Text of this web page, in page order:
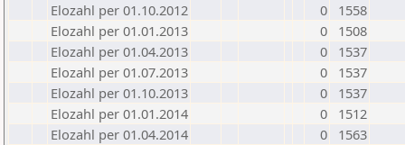
Elozahl per 01.10.2012
0
1558
Elozahl per 01.01.2013
0
1508
Elozahl per 01.04.2013
0
1537
Elozahl per 01.07.2013
0
1537
Elozahl per 01.10.2013
0
1537
Elozahl per 01.01.2014
0
1512
Elozahl per 01.04.2014
0
1563